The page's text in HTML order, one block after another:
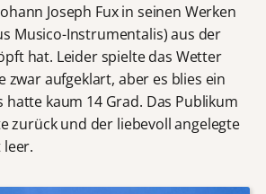
Joseph Fux in seinen Werken
Musico-Instrumentalis) aus der
hat. Leider spielte das Wetter
zwar aufgeklart, aber es blies ein
hatte kaum 14 Grad. Das Publikum
zurück und der liebevoll angelegte